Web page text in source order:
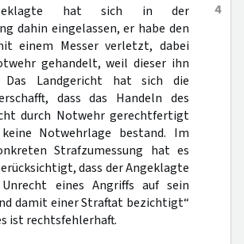
4
hat sich in der
dahin eingelassen, er habe den
einem Messer verletzt, dabei
gehandelt, weil dieser ihn
Das Landgericht hat sich die
dass das Handeln des
durch Notwehr gerechtfertigt
Notwehrlage bestand. Im
Strafzumessung hat es
dass der Angeklagte
eines Angriffs auf sein
damit einer Straftat bezichtigt“
ist rechtsfehlerhaft.